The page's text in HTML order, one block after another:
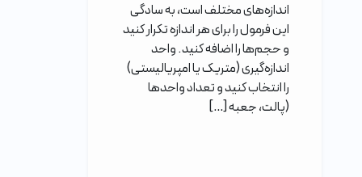
اندازه‌های مختلف است، به سادگی
این فرمول را برای هر اندازه تکرار کنید
و حجم‌ها را اضافه کنید. واحد
اندازه‌گیری (متریک یا امپریالیستی)
را انتخاب کنید و تعداد واحدها
(پالت، جعبه […]